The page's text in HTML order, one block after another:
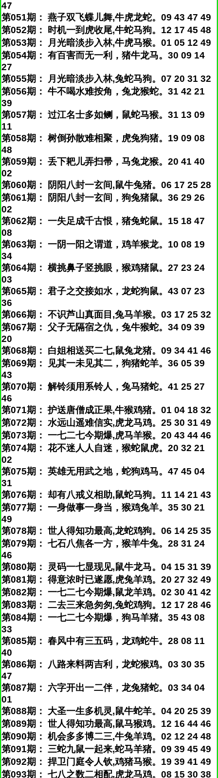
47
第051期： 燕子双飞蝶儿舞,牛虎龙蛇。09 43 47 49
第052期： 时机一到虎收尾,牛蛇马狗。12 17 45 48
第053期： 月光暗淡步入林,牛虎马猴。01 05 12 49
第054期： 有百害而无一利，猪牛龙马。30 09 14
27
第055期： 月光暗淡步入林,兔蛇马狗。07 20 31 32
第056期： 牛不喝水难按角，兔龙猴蛇。31 42 21
39
第057期： 过江名士多如鲗，鼠蛇马猴。31 13 09
11
第058期： 树倒孙散难相聚，虎兔狗猪。19 09 08
48
第059期： 丢下耙儿弄扫帚，马兔龙猴。20 41 40
02
第060期： 阴阳八封一玄间,鼠牛兔猪。06 17 25 28
第061期： 阴阳八封一玄间，狗兔猪鼠。36 29 26
02
第062期： 一失足成千古恨，猪兔蛇鼠。15 18 47
08
第063期： 一阴一阳之谓道，鸡羊猴龙。10 08 19
34
第064期： 横挑鼻子竖挑眼，猴鸡猪鼠。27 23 24
03
第065期： 君子之交接如水，龙蛇狗鼠。43 07 23
36
第066期： 不识芦山真面目,兔马羊猴。03 17 25 32
第067期： 父子无隔宿之仇，兔牛猴蛇。34 09 39
20
第068期： 白姐相送买二七,鼠兔龙猪。09 34 41 46
第069期： 见其一未见其二，狗猪蛇羊。36 05 39
43
第070期： 解铃须用系铃人，兔马猪蛇。41 25 27
46
第071期： 护送唐僧成正果,牛猴鸡猪。01 04 18 32
第072期： 水远山遥难信实,虎龙马鸡。25 30 31 49
第073期： 一七二七今期爆,虎马羊猴。20 43 44 46
第074期： 花不迷人人自迷，猴蛇鼠虎。20 32 21
02
第075期： 英雄无用武之地，蛇狗鸡马。47 45 04
31
第076期： 却有八戒义相助,鼠蛇马狗。11 14 21 43
第077期： 一身做事一身当，猴鸡兔羊。35 30 21
49
第078期： 世人得知功最高,龙蛇鸡狗。06 14 25 35
第079期： 七石八焦各一方，猴羊牛兔。28 31 24
46
第080期： 灵码一七显现见,鼠牛龙马。04 15 31 39
第081期： 得意浓时已遂愿,虎兔羊鸡。20 27 32 49
第082期： 一七二七今期爆,鼠龙羊鸡。02 30 41 42
第083期： 二去三来急匆匆,兔蛇鸡狗。12 17 28 46
第084期： 一七二七今期爆，狗马羊猪。35 43 08
33
第085期： 春风中有三五码，龙鸡蛇牛。28 08 11
40
第086期： 八路来料两吉利，龙蛇猴鸡。03 30 35
47
第087期： 六字开出一二伴，龙兔猪蛇。03 34 04
01
第088期： 大圣一生多机灵,鼠牛蛇羊。04 20 25 39
第089期： 世人得知功最高,鼠马猴鸡。12 16 44 46
第090期： 机会多多博二三,牛兔羊鸡。02 12 24 48
第091期： 三蛇九鼠一起来,蛇马羊猪。09 39 45 49
第092期： 捍卫门庭令人钦,鸡猪马猴。19 39 41 49
第093期： 七八之数二相配,虎龙马鸡。08 15 30 38